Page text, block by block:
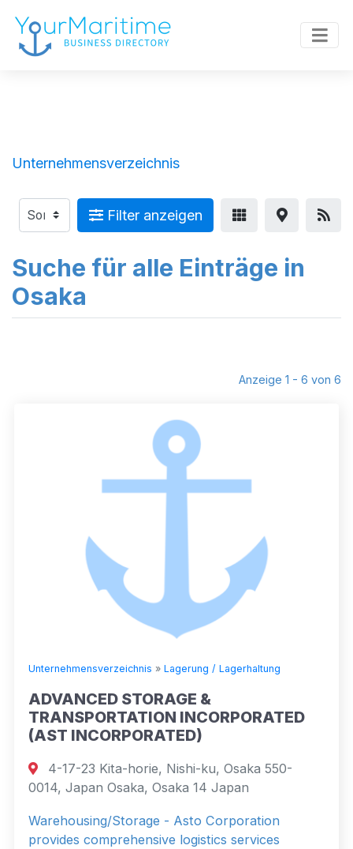
Unternehmensverzeichnis
Filter anzeigen
Suche für alle Einträge in
Osaka
Anzeige 1 - 6 von 6
Unternehmensverzeichnis » Lagerung / Lagerhaltung
ADVANCED STORAGE &
TRANSPORTATION INCORPORATED
(AST INCORPORATED)
4-17-23 Kita-horie, Nishi-ku, Osaka 550-
0014, Japan Osaka, Osaka 14 Japan
Warehousing/Storage - Asto Corporation
provides comprehensive logistics services